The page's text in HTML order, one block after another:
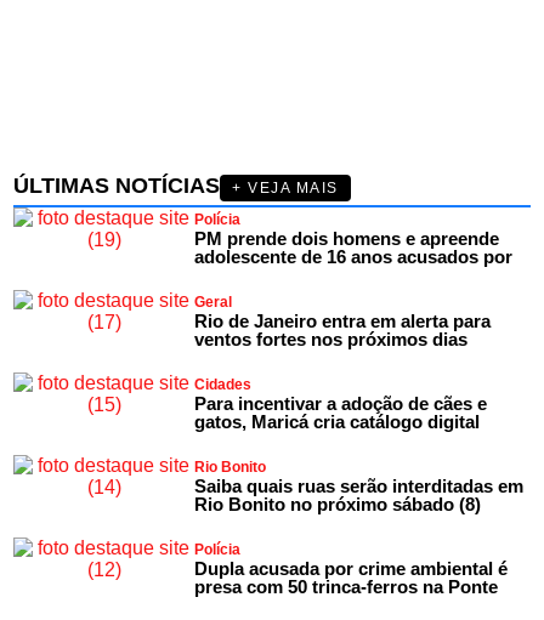
ÚLTIMAS NOTÍCIAS
+ VEJA MAIS
Polícia
PM prende dois homens e apreende
adolescente de 16 anos acusados por
Geral
Rio de Janeiro entra em alerta para
ventos fortes nos próximos dias
Cidades
Para incentivar a adoção de cães e
gatos, Maricá cria catálogo digital
Rio Bonito
Saiba quais ruas serão interditadas em
Rio Bonito no próximo sábado (8)
Polícia
Dupla acusada por crime ambiental é
presa com 50 trinca-ferros na Ponte